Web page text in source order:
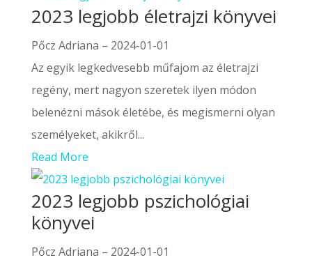
2023 legjobb életrajzi könyvei
Pőcz Adriana – 2024-01-01
Az egyik legkedvesebb műfajom az életrajzi
regény, mert nagyon szeretek ilyen módon
belenézni mások életébe, és megismerni olyan
személyeket, akikről...
Read More
2023 legjobb pszichológiai
könyvei
Pőcz Adriana – 2024-01-01